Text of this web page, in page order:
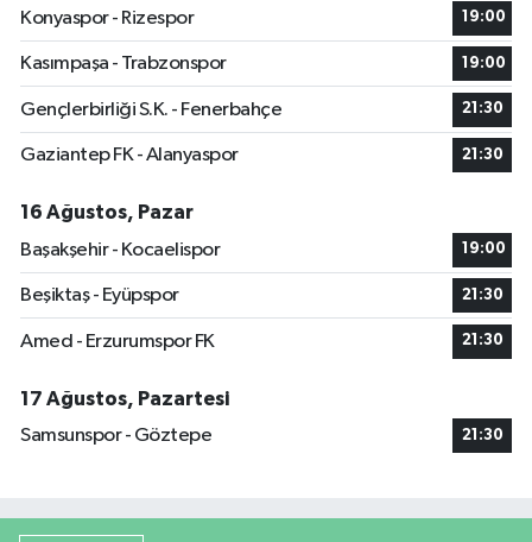
Konyaspor - Rizespor 19:00
Kasımpaşa - Trabzonspor 19:00
Gençlerbirliği S.K. - Fenerbahçe 21:30
Gaziantep FK - Alanyaspor 21:30
16 Ağustos, Pazar
Başakşehir - Kocaelispor
19:00
Beşiktaş - Eyüpspor 21:30
Amed - Erzurumspor FK 21:30
17 Ağustos, Pazartesi
Samsunspor - Göztepe
21:30